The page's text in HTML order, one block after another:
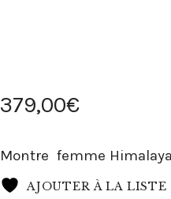
379,00€
Montre femme
AJOUTER À LA